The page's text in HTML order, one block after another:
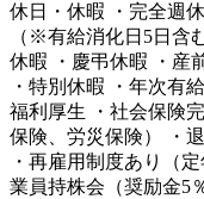
休日・休暇 ・完全週
（※有給消化日5日含
休暇 ・慶弔休暇 ・産
・特別休暇 ・年次有
福利厚生 ・社会保険
保険、労災保険） ・
・再雇用制度あり（
業員持株会（奨励金5